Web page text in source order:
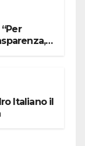
Italiano il